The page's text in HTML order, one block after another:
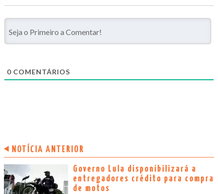
0 COMENTÁRIOS
NOTÍCIA ANTERIOR
Governo Lula disponibilizará a
entregadores crédito para compra
de motos